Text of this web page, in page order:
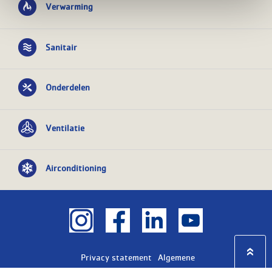
Verwarming
Sanitair
Onderdelen
Ventilatie
Airconditioning
Privacy statement
Algemene